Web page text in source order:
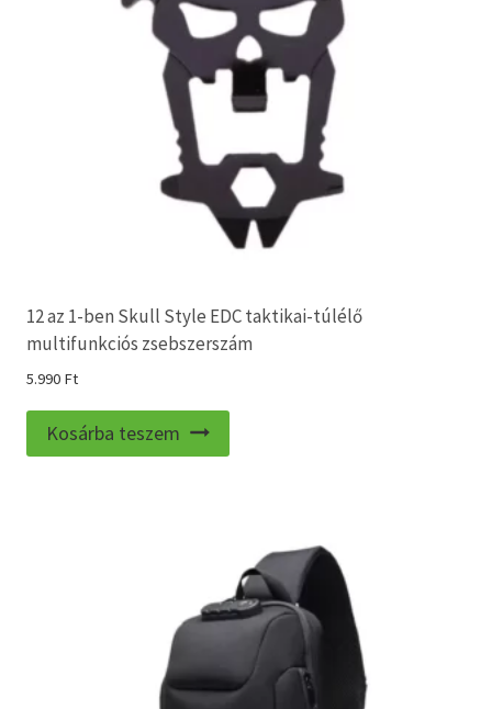
12 az 1-ben Skull Style EDC taktikai-túlélő
multifunkciós zsebszerszám
5.990 Ft
Kosárba teszem